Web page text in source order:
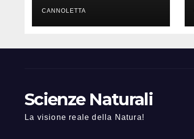
CANNOLETTA
Scienze Naturali
La visione reale della Natura!